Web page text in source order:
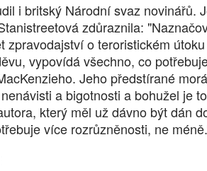
i britský Národní svaz novinářů.
zdůraznila:
zpravodajství o teroristickém
vypovídá všechno, co
Jeho předstírané
a bigotnosti a bohužel je
který měl už dávno být dán
více rozrůzněnosti, ne